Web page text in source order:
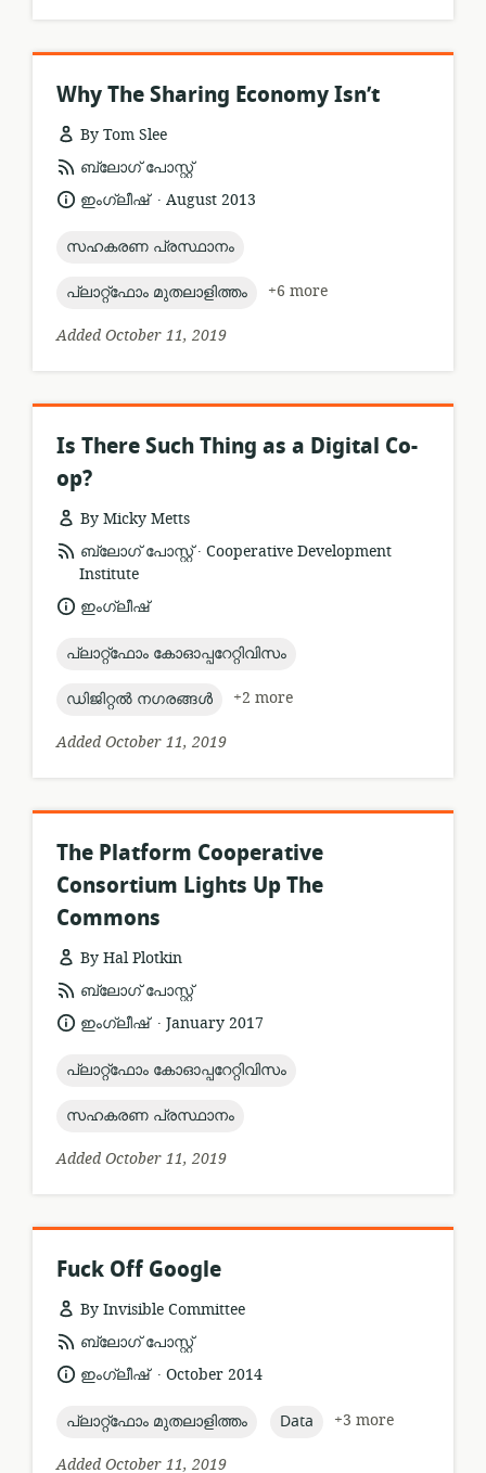
Why The Sharing Economy Isn’t
By Tom Slee
resource
format:
ബ്ലോഗ് പോസ്റ്റ്
language:
ഇംഗ്ലീഷ് .
dateAugust 2013
topic:
സഹകരണ പ്രസ്ഥാനം
topic:
പ്ലാറ്റ്ഫോം മുതലാളിത്തം
+6 more
Added October 11, 2019
Is There Such Thing as a Digital Co-
op?
By Micky Metts
resource
format:
ബ്ലോഗ് പോസ്റ്റ് .
publisher:
Cooperative Development
Institute
language:
ഇംഗ്ലീഷ്
topic:
പ്ലാറ്റ്ഫോം കോഓപ്പറേറ്റിവിസം
topic:
ഡിജിറ്റൽ നഗരങ്ങൾ
+2 more
Added October 11, 2019
The Platform Cooperative
Consortium Lights Up The
Commons
By Hal Plotkin
resource
format:
ബ്ലോഗ് പോസ്റ്റ്
language:
ഇംഗ്ലീഷ് .
dateJanuary 2017
topic:
പ്ലാറ്റ്ഫോം കോഓപ്പറേറ്റിവിസം
topic:
സഹകരണ പ്രസ്ഥാനം
Added October 11, 2019
Fuck Off Google
By Invisible Committee
resource
format:
ബ്ലോഗ് പോസ്റ്റ്
language:
ഇംഗ്ലീഷ് .
dateOctober 2014
topic:
പ്ലാറ്റ്ഫോം മുതലാളിത്തം topic:
Data
+3 more
Added October 11, 2019